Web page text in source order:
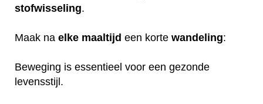
stofwisseling.
Maak na elke maaltijd een korte wandeling:
Beweging is essentieel voor een gezonde
levensstijl.